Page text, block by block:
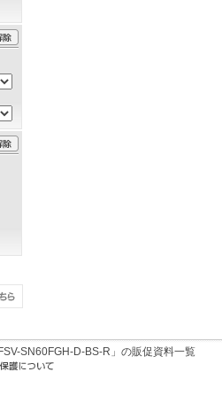
SN60FGH-D-BS-R」の販促資料一覧